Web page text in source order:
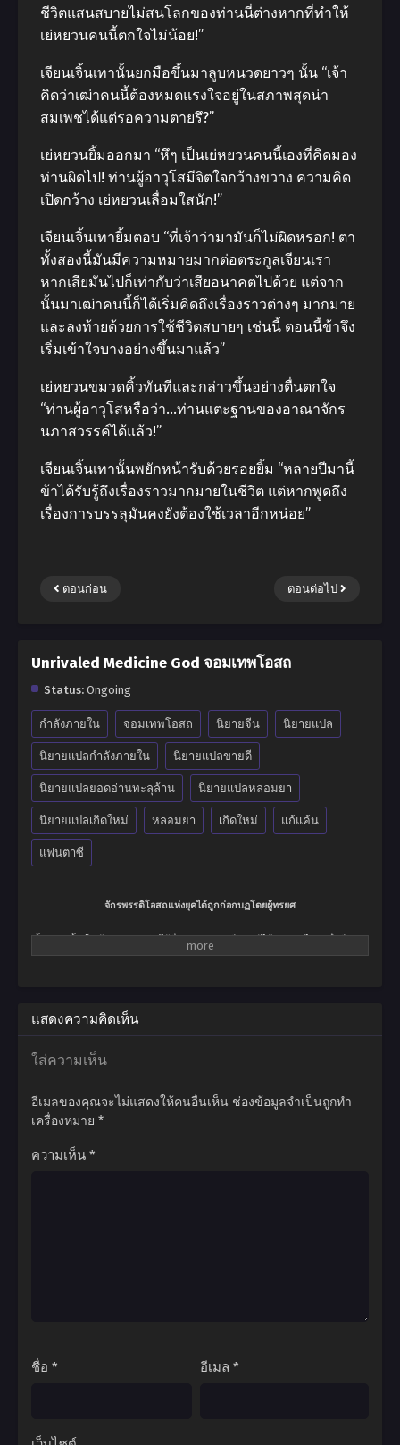
ชีวิตแสนสบายไม่สนโลกของท่านนี่ต่างหากที่ทำให้
เย่หยวนคนนี้ตกใจไม่น้อย!”
เจียนเจิ้นเทานั้นยกมือขึ้นมาลูบหนวดยาวๆ นั้น “เจ้า
คิดว่าเฒ่าคนนี้ต้องหมดแรงใจอยู่ในสภาพสุดน่า
สมเพชได้แต่รอความตายรึ?”
เย่หยวนยิ้มออกมา “หึๆ เป็นเย่หยวนคนนี้เองที่คิดมอง
ท่านผิดไป! ท่านผู้อาวุโสมีจิตใจกว้างขวาง ความคิด
เปิดกว้าง เย่หยวนเลื่อมใสนัก!”
เจียนเจิ้นเทายิ้มตอบ “ที่เจ้าว่ามามันก็ไม่ผิดหรอก! ตา
ทั้งสองนี้มันมีความหมายมากต่อตระกูลเจียนเรา
หากเสียมันไปก็เท่ากับว่าเสียอนาคตไปด้วย แต่จาก
นั้นมาเฒ่าคนนี้ก็ได้เริ่มคิดถึงเรื่องราวต่างๆ มากมาย
และลงท้ายด้วยการใช้ชีวิตสบายๆ เช่นนี้ ตอนนี้ข้าจึง
เริ่มเข้าใจบางอย่างขึ้นมาแล้ว”
เย่หยวนขมวดคิ้วทันทีและกล่าวขึ้นอย่างตื่นตกใจ
“ท่านผู้อาวุโสหรือว่า…ท่านแตะฐานของอาณาจักร
นภาสวรรค์ได้แล้ว!”
เจียนเจิ้นเทานั้นพยักหน้ารับด้วยรอยยิ้ม “หลายปีมานี้
ข้าได้รับรู้ถึงเรื่องราวมากมายในชีวิต แต่หากพูดถึง
เรื่องการบรรลุมันคงยังต้องใช้เวลาอีกหน่อย”
ตอนก่อน ตอนต่อไป
Unrivaled Medicine God จอมเทพโอสถ
Status: Ongoing
กำลังภายใน จอมเทพโอสถ นิยายจีน นิยายแปล
นิยายแปลกำลังภายใน นิยายแปลขายดี
นิยายแปลยอดอ่านทะลุล้าน นิยายแปลหลอมยา
นิยายแปลเกิดใหม่ หลอมยา เกิดใหม่ แก้แค้น
แฟนตาซี
จักรพรรดิโอสถแห่งยุคได้ถูกก่อกบฏโดยผู้ทรยศ
ที่จะสิ้นชีพลง….
แสดงความคิดเห็น
ใส่ความเห็น
อีเมลของคุณจะไม่แสดงให้คนอื่นเห็น ช่องข้อมูลจำเป็นถูกทำ
เครื่องหมาย *
ความเห็น *
ชื่อ * อีเมล *